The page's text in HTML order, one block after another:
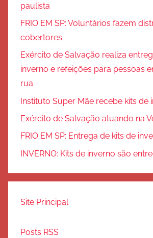
paulista
FRIO EM SP: Voluntários fazem
cobertores
Exército de Salvação realiza
inverno e refeições para pessoas
rua
Instituto Super Mãe recebe kits de
Exército de Salvação atuando na
FRIO EM SP: Entrega de kits de
INVERNO: Kits de inverno são
Site Principal
Posts RSS